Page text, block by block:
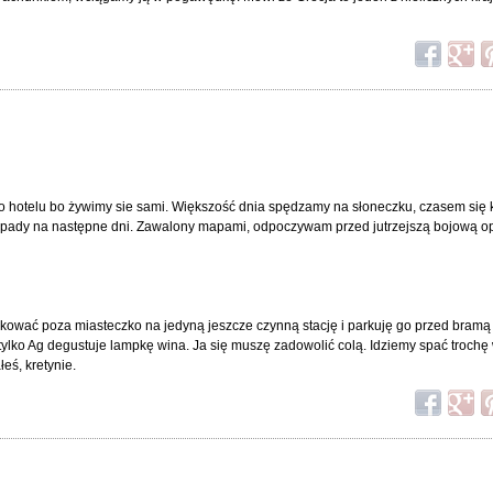
hotelu bo żywimy sie sami. Większość dnia spędzamy na słoneczku, czasem się
na następne dni. Zawalony mapami, odpoczywam przed jutrzejszą bojową
poza miasteczko na jedyną jeszcze czynną stację i parkuję go przed bramą
Ag degustuje lampkę wina. Ja się muszę zadowolić colą. Idziemy spać
kretynie.